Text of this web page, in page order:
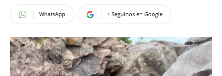
WhatsApp + Seguinos en Google